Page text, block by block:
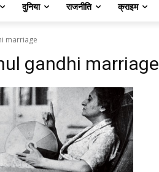
दुनिया राजनीति क्राइम
marriage
gandhi marriage